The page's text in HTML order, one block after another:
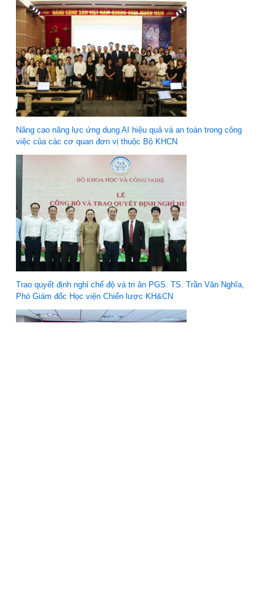
Nâng cao năng lực ứng dụng AI hiệu quả và an toàn trong công
việc của các cơ quan đơn vị thuộc Bộ KHCN
Trao quyết định nghỉ chế độ và tri ân PGS. TS. Trần Văn Nghĩa,
Phó Giám đốc Học viện Chiến lược KH&CN